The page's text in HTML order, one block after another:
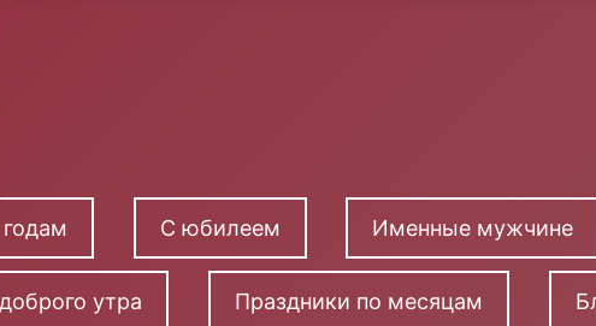
С юбилеем Именные мужчине
утра Праздники по месяцам